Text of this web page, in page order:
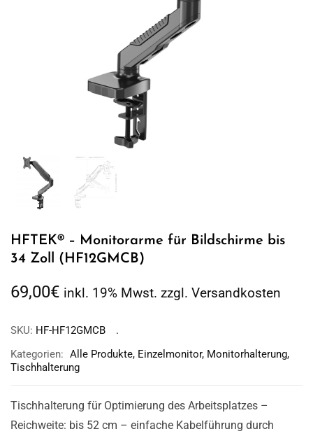
HFTEK® – Monitorarme für Bildschirme bis
34 Zoll (HF12GMCB)
69,00€ inkl. 19% Mwst. zzgl. Versandkosten
SKU: HF-HF12GMCB
Kategorien: Alle Produkte, Einzelmonitor, Monitorhalterung,
Tischhalterung
Tischhalterung für Optimierung des Arbeitsplatzes –
Reichweite: bis 52 cm – einfache Kabelführung durch